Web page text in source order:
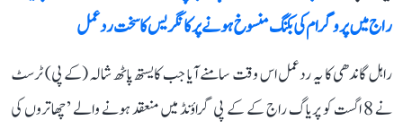
راج میں پروگرام کی بکنگ منسوخ ہونے پر کانگریس کا سخت ردعمل
راہل گاندھی کا یہ ردعمل اس وقت سامنے آیا جب کایستھ پاٹھ شالہ (کے پی) ٹرسٹ
نے 8 اگست کو پریاگ راج کے کے پی گراؤنڈ میں منعقد ہونے والے ’چھاتروں کی